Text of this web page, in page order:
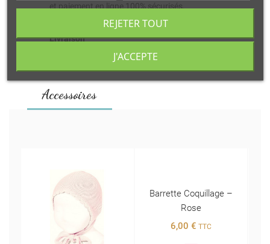
et paiement en ligne 100% sécurisés.
Livraison
à domicile ou retrait en point relais.
Accessoires
REJETER TOUT
J'ACCEPTE